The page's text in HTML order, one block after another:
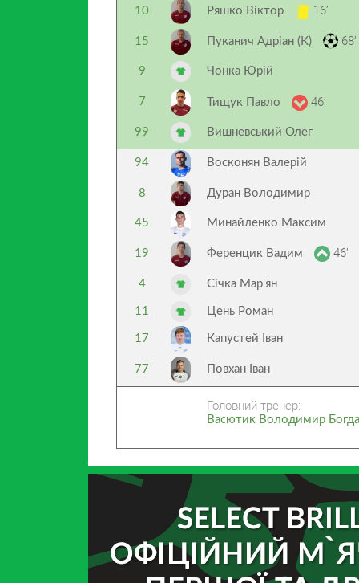
10 Ряшко Віктор 16’
15 Пуканич Адріан (К) 68’
9 Чонка Юрій
7 Тищук Павло 46’
99 Вишневський Олег
94 Восконян Валерій
8 Дуран Володимир
45 Минайленко Максим
19 Ференцик Вадим 46’
4 Січка Мар'ян
11 Цень Роман
17 Капустей Іван
77 Повхан Іван
Головний тренер:
Васютик Володимир